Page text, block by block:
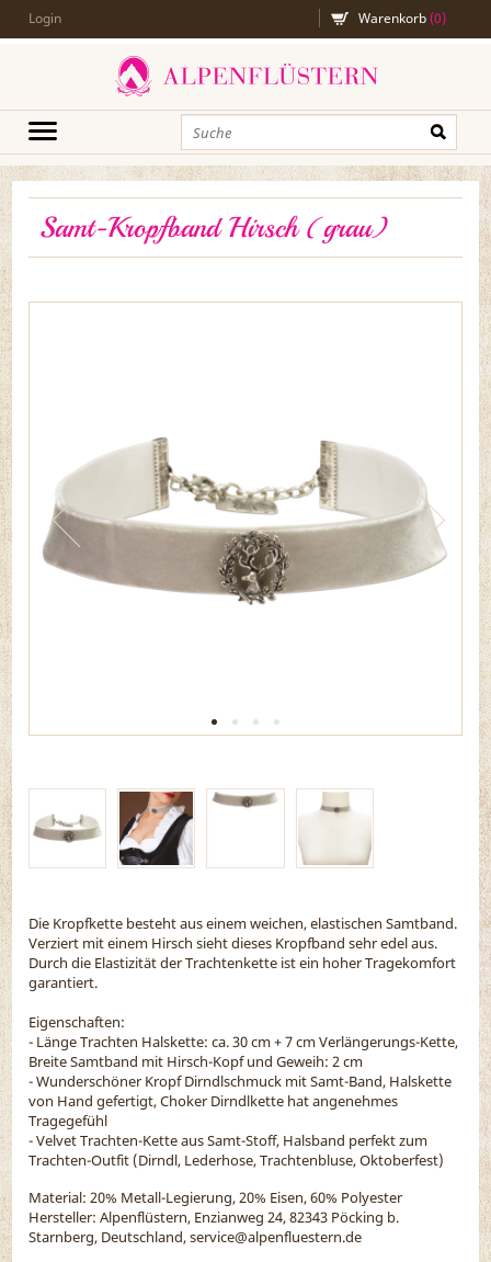
Login Warenkorb(0)
Samt-Kropfband Hirsch (grau)
Die Kropfkette besteht aus einem weichen, elastischen Samtband.
Verziert mit einem Hirsch sieht dieses Kropfband sehr edel aus.
Durch die Elastizität der Trachtenkette ist ein hoher Tragekomfort
garantiert.
Eigenschaften:
- Länge Trachten Halskette: ca. 30 cm + 7 cm Verlängerungs-Kette,
Breite Samtband mit Hirsch-Kopf und Geweih: 2 cm
- Wunderschöner Kropf Dirndlschmuck mit Samt-Band, Halskette
von Hand gefertigt, Choker Dirndlkette hat angenehmes
Tragegefühl
- Velvet Trachten-Kette aus Samt-Stoff, Halsband perfekt zum
Trachten-Outfit (Dirndl, Lederhose, Trachtenbluse, Oktoberfest)
Material: 20% Metall-Legierung, 20% Eisen, 60% Polyester
Hersteller: Alpenflüstern, Enzianweg 24, 82343 Pöcking b.
Starnberg, Deutschland, service@alpenfluestern.de